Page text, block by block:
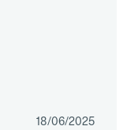
18/06/2025